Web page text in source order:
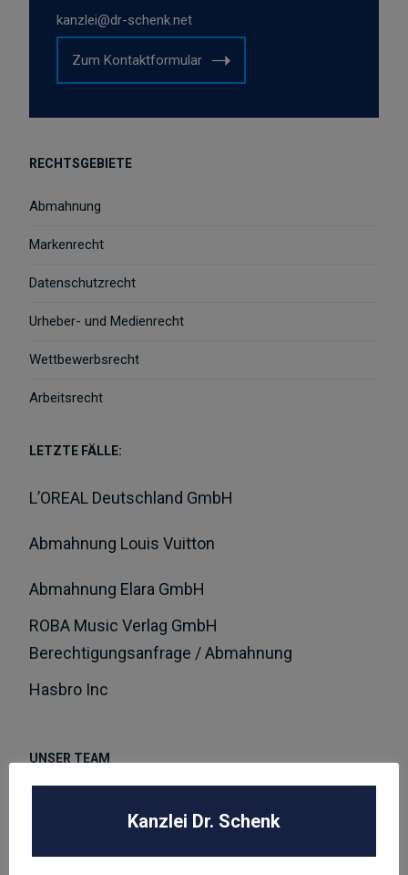
kanzlei@dr-schenk.net
Zum Kontaktformular
RECHTSGEBIETE
Abmahnung
Markenrecht
Datenschutzrecht
Urheber- und Medienrecht
Wettbewerbsrecht
Arbeitsrecht
LETZTE FÄLLE:
L’OREAL Deutschland GmbH
Abmahnung Louis Vuitton
Abmahnung Elara GmbH
ROBA Music Verlag GmbH
Berechtigungsanfrage / Abmahnung
Hasbro Inc
UNSER TEAM
Kanzlei Dr. Schenk